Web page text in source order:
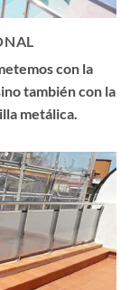
con la
también con la
metálica.